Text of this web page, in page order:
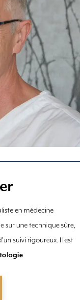
en médecine
sur une technique sûre,
suivi rigoureux. Il est
.